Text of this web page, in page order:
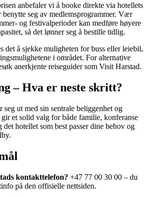
anbefaler vi å booke direkte via hotellets
seg av medlemsprogrammer. Vær
og festivalperioder kan medføre høyere
så det lønner seg å bestille tidlig.
det å sjekke muligheten for buss eller leiebil,
i området. For alternative
anerkjente reiseguider som Visit Harstad.
– Hva er neste skritt?
seg ut med sin sentrale beliggenhet og
et solid valg for både familie, konferanse
hotellet som best passer dine behov og
kontakttelefon? +47 77 00 30 00 – du
på den offisielle nettsiden.